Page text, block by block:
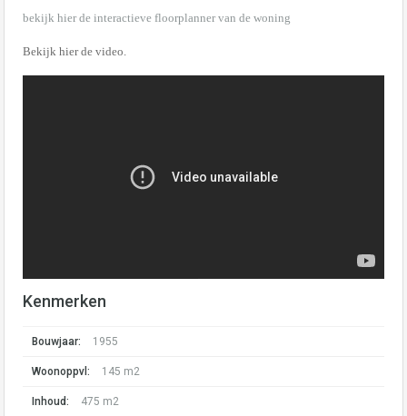
bekijk hier de interactieve floorplanner van de woning
Bekijk hier de video.
Kenmerken
Bouwjaar: 1955
Woonoppvl: 145 m2
Inhoud: 475 m2